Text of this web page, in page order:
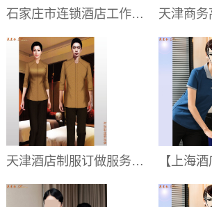
石家庄市连锁酒店工作服定制:图片_价格_电话
天津酒店制服订做服务商家:电话_地址_品牌